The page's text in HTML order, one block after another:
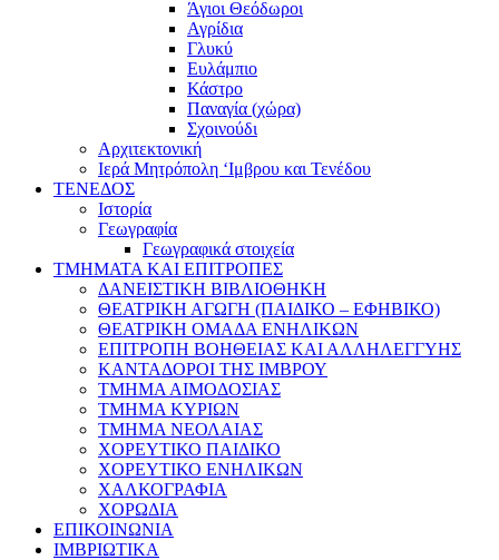
Άγιοι Θεόδωροι
Αγρίδια
Γλυκύ
Ευλάμπιο
Κάστρο
Παναγία (χώρα)
Σχοινούδι
Αρχιτεκτονική
Ιερά Μητρόπολη ‘Ιμβρου και Τενέδου
ΤΕΝΕΔΟΣ
Ιστορία
Γεωγραφία
Γεωγραφικά στοιχεία
ΤΜΗΜΑΤΑ ΚΑΙ ΕΠΙΤΡΟΠΕΣ
ΔΑΝΕΙΣΤΙΚΗ ΒΙΒΛΙΟΘΗΚΗ
ΘΕΑΤΡΙΚΗ ΑΓΩΓΗ (ΠΑΙΔΙΚΟ – ΕΦΗΒΙΚΟ)
ΘΕΑΤΡΙΚΗ ΟΜΑΔΑ ΕΝΗΛΙΚΩΝ
ΕΠΙΤΡΟΠΗ ΒΟΗΘΕΙΑΣ ΚΑΙ ΑΛΛΗΛΕΓΓΥΗΣ
ΚΑΝΤΑΔΟΡΟΙ ΤΗΣ ΙΜΒΡΟΥ
ΤΜΗΜΑ ΑΙΜΟΔΟΣΙΑΣ
ΤΜΗΜΑ ΚΥΡΙΩΝ
ΤΜΗΜΑ ΝΕΟΛΑΙΑΣ
ΧΟΡΕΥΤΙΚΟ ΠΑΙΔΙΚΟ
ΧΟΡΕΥΤΙΚΟ ΕΝΗΛΙΚΩΝ
ΧΑΛΚΟΓΡΑΦΙΑ
ΧΟΡΩΔΙΑ
ΕΠΙΚΟΙΝΩΝΙΑ
ΙΜΒΡΙΩΤΙΚΑ